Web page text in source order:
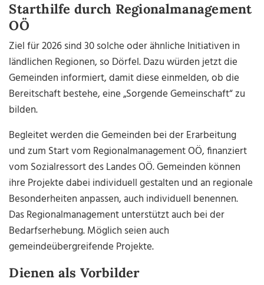
Starthilfe durch Regionalmanagement
OÖ
Ziel für 2026 sind 30 solche oder ähnliche Initiativen in
ländlichen Regionen, so Dörfel. Dazu würden jetzt die
Gemeinden informiert, damit diese einmelden, ob die
Bereitschaft bestehe, eine „Sorgende Gemeinschaft“ zu
bilden.
Begleitet werden die Gemeinden bei der Erarbeitung
und zum Start vom Regionalmanagement OÖ, finanziert
vom Sozialressort des Landes OÖ. Gemeinden können
ihre Projekte dabei individuell gestalten und an regionale
Besonderheiten anpassen, auch individuell benennen.
Das Regionalmanagement unterstützt auch bei der
Bedarfserhebung. Möglich seien auch
gemeindeübergreifende Projekte.
Dienen als Vorbilder